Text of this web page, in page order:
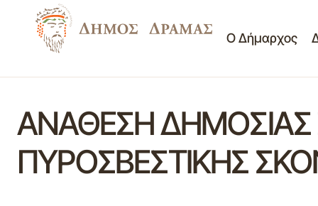
Ο Δήμαρχος
ΑΝΑΘΕΣΗ ΔΗΜΟΣΙΑΣ
ΠΥΡΟΣΒΕΣΤΙΚΗΣ